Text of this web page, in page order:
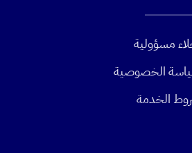
مسؤولية
الخصوصية
الخدمة